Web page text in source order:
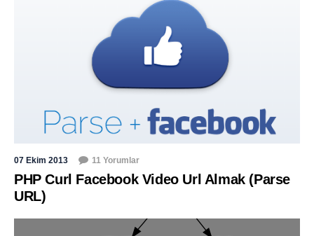
07 Ekim 2013 11 Yorumlar
PHP Curl Facebook Video Url Almak (Parse
URL)